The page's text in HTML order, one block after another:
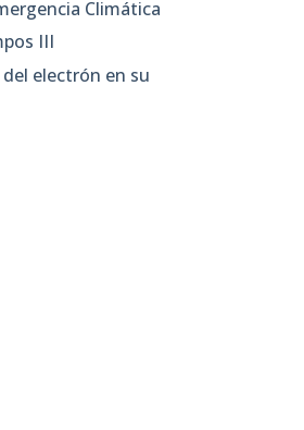
Climática
III
electrón en su